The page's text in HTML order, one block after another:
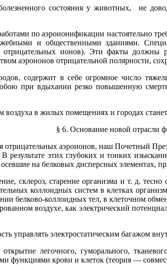
состояния у животных, не
по аэроионификации настоятельно
и общественными зданиями.
ионов). Эти факты должны
аэроионов отрицательной полярности,
содержит в себе огромное число
при вдыхании резко повышенную
воздуха в жилых помещениях и городах
§ 6. Основание новой отрасли
отрицательных аэроионов, наш Почетный
этих глубоких и тонких
на белковых дисперсных элементах,
склероз, старение организма и т. д.
коллоидных систем в клетках
белково-коллоидных тел, в клеточном
воздухе, как электрический
управлять электростатическим багажом
легочного, гуморального,
функциями крови и клеток (теория —